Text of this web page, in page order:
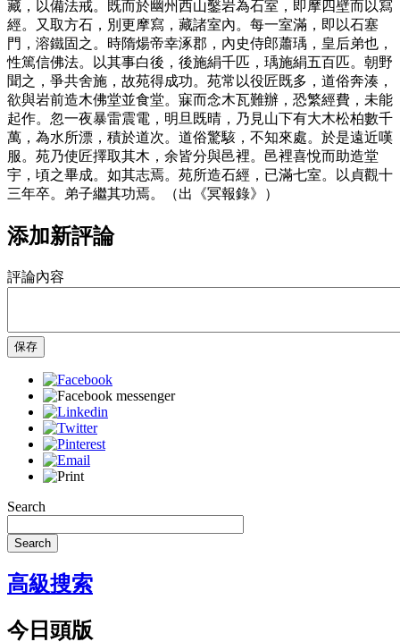
藏，以備法戒。既而於幽州西山鑿岩為石室，即摩四壁而以寫
經。又取方石，別更摩寫，藏諸室內。每一室滿，即以石塞
門，溶鐵固之。時隋煬帝幸涿郡，內史侍郎蕭瑀，皇后弟也，
性篤信佛法。以其事白後，後施絹千匹，瑀施絹五百匹。朝野
聞之，爭共舍施，故苑得成功。苑常以役匠既多，道俗奔湊，
欲與岩前造木佛堂並食堂。寐而念木瓦難辦，恐繁經費，未能
起作。忽一夜暴雷震電，明旦既晴，乃見山下有大木松柏數千
萬，為水所漂，積於道次。道俗驚駭，不知來處。於是遠近嘆
服。苑乃使匠擇取其木，余皆分與邑裡。邑裡喜悅而助造堂
宇，頃之畢成。如其志焉。苑所造石經，已滿七室。以貞觀十
三年卒。弟子繼其功焉。（出《冥報錄》）
添加新評論
評論內容
保存
Search
Search
高級搜索
今日頭版